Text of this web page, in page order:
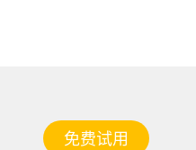
免费试用